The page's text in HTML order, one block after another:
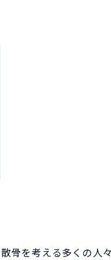
骨を考える多くの人